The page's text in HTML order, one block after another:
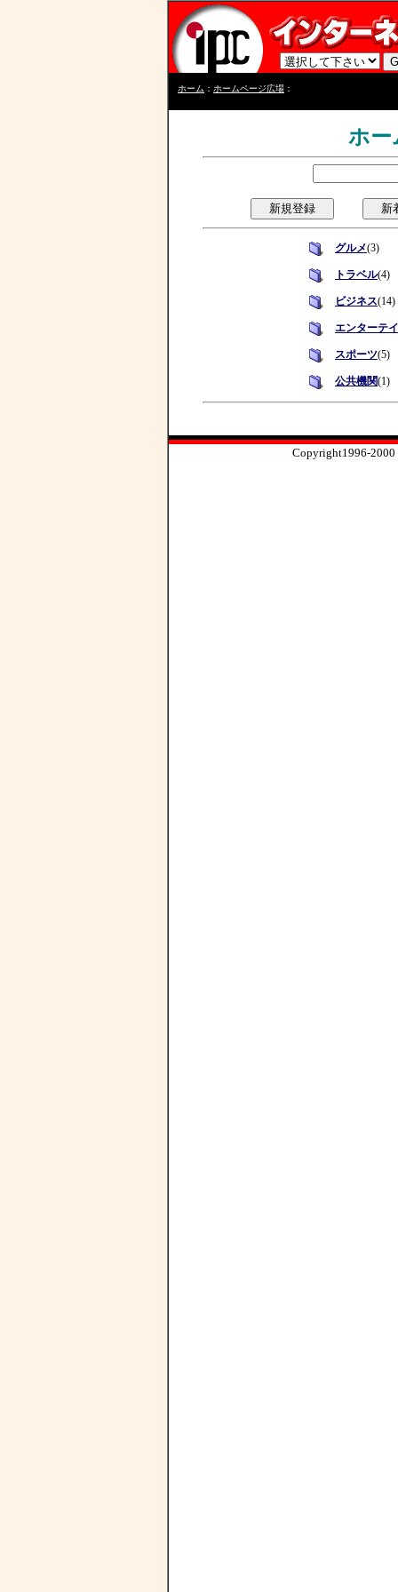
ホーム ： ホームページ広場 ：
ホー
グルメ(3)
トラベル(4)
ビジネス(14)
エンターテ
スポーツ(5)
公共機関(1)
Copyright1996-2000